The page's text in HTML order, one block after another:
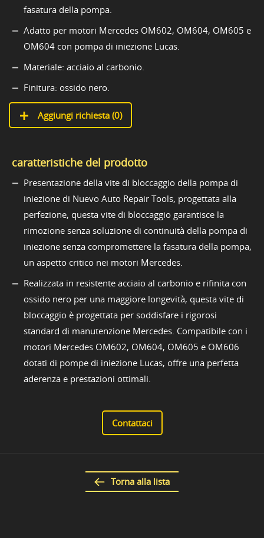
fasatura della pompa.
Adatto per motori Mercedes OM602, OM604, OM605 e
OM604 con pompa di iniezione Lucas.
Materiale: acciaio al carbonio.
Finitura: ossido nero.
Aggiungi richiesta (0)
caratteristiche del prodotto
Presentazione della vite di bloccaggio della pompa di
iniezione di Nuevo Auto Repair Tools, progettata alla
perfezione, questa vite di bloccaggio garantisce la
rimozione senza soluzione di continuità della pompa di
iniezione senza compromettere la fasatura della pompa,
un aspetto critico nei motori Mercedes.
Realizzata in resistente acciaio al carbonio e rifinita con
ossido nero per una maggiore longevità, questa vite di
bloccaggio è progettata per soddisfare i rigorosi
standard di manutenzione Mercedes. Compatibile con i
motori Mercedes OM602, OM604, OM605 e OM606
dotati di pompe di iniezione Lucas, offre una perfetta
aderenza e prestazioni ottimali.
Contattaci
Torna alla lista